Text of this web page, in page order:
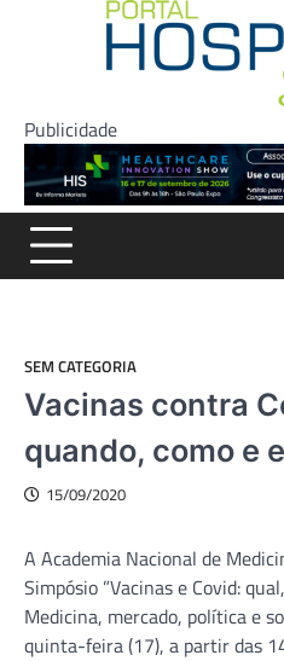
Publicidade
SEM CATEGORIA
Vacinas contra
quando, como e
15/09/2020
A Academia Nacional de
Simpósio ”Vacinas e Covid:
Medicina, mercado, política e
quinta-feira (17), a partir das